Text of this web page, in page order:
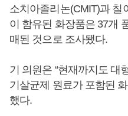
소치아졸리논(CMIT)과 칠
이 함유된 화장품은 37개
매된 것으로 조사됐다.
기 의원은 “현재까지도 대
기살균제 원료가 포함된
했다.